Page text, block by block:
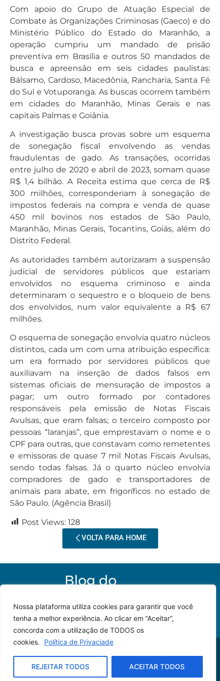
Nossa plataforma utiliza cookies para garantir que você
tenha a melhor experiência. Ao clicar em “Aceitar”,
concorda com a utilização de TODOS os
cookies.
Política de Privaciade
REJEITAR TODOS ACEITAR TODOS
Com apoio do Grupo de Atuação Especial de
Combate às Organizações Criminosas (Gaeco) e do
Ministério Público do Estado do Maranhão, a
operação cumpriu um mandado de prisão
preventiva em Brasília e outros 50 mandados de
busca e apreensão em seis cidades paulistas:
Bálsamo, Cardoso, Macedônia, Rancharia, Santa Fé
do Sul e Votuporanga. As buscas ocorrem também
em cidades do Maranhão, Minas Gerais e nas
capitais Palmas e Goiânia.
A investigação busca provas sobre um esquema
de sonegação fiscal envolvendo as vendas
fraudulentas de gado. As transações, ocorridas
entre julho de 2020 e abril de 2023, somam quase
R$ 1,4 bilhão. A Receita estima que cerca de R$
300 milhões, corresponderiam à sonegação de
impostos federais na compra e venda de quase
450 mil bovinos nos estados de São Paulo,
Maranhão, Minas Gerais, Tocantins, Goiás, além do
Distrito Federal.
As autoridades também autorizaram a suspensão
judicial de servidores públicos que estariam
envolvidos no esquema criminoso e ainda
determinaram o sequestro e o bloqueio de bens
dos envolvidos, num valor equivalente a R$ 67
milhões.
O esquema de sonegação envolvia quatro núcleos
distintos, cada um com uma atribuição específica:
um era formado por servidores públicos que
auxiliavam na inserção de dados falsos em
sistemas oficiais de mensuração de impostos a
pagar; um outro formado por contadores
responsáveis pela emissão de Notas Fiscais
Avulsas, que eram falsas; o terceiro composto por
pessoas “laranjas”, que emprestavam o nome e o
CPF para outras, que constavam como remetentes
e emissoras de quase 7 mil Notas Fiscais Avulsas,
sendo todas falsas. Já o quarto núcleo envolvia
compradores de gado e transportadores de
animais para abate, em frigoríficos no estado de
São Paulo. (Agência Brasil)
Post Views: 128
VOLTA PARA HOME
direitos reservados.